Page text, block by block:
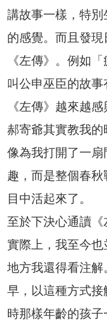
講故事一樣，特
的感覺。而且發
《左傳》。例如
叫公申巫臣的故
《左傳》越來越感
郝寄爺其實教我
像為我打開了一
趣，而是整個春
目中活起來了。
至於下決心通讀《
實際上，我至今
地方我還得看注
早，以這種方式
時那樣年齡的孩